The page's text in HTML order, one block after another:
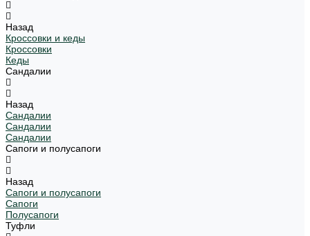
Назад
Кроссовки и кеды
Кроссовки
Кеды
Сандалии
Назад
Сандалии
Сандалии
Сандалии
Сапоги и полусапоги
Назад
Сапоги и полусапоги
Сапоги
Полусапоги
Туфли